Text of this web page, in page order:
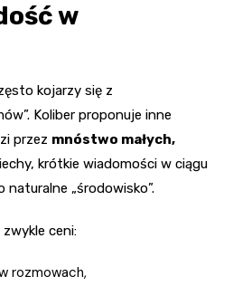
w
kojarzy się z
Koliber proponuje inne
przez mnóstwo małych,
krótkie wiadomości w ciągu
naturalne „środowisko”.
ceni:
rozmowach,